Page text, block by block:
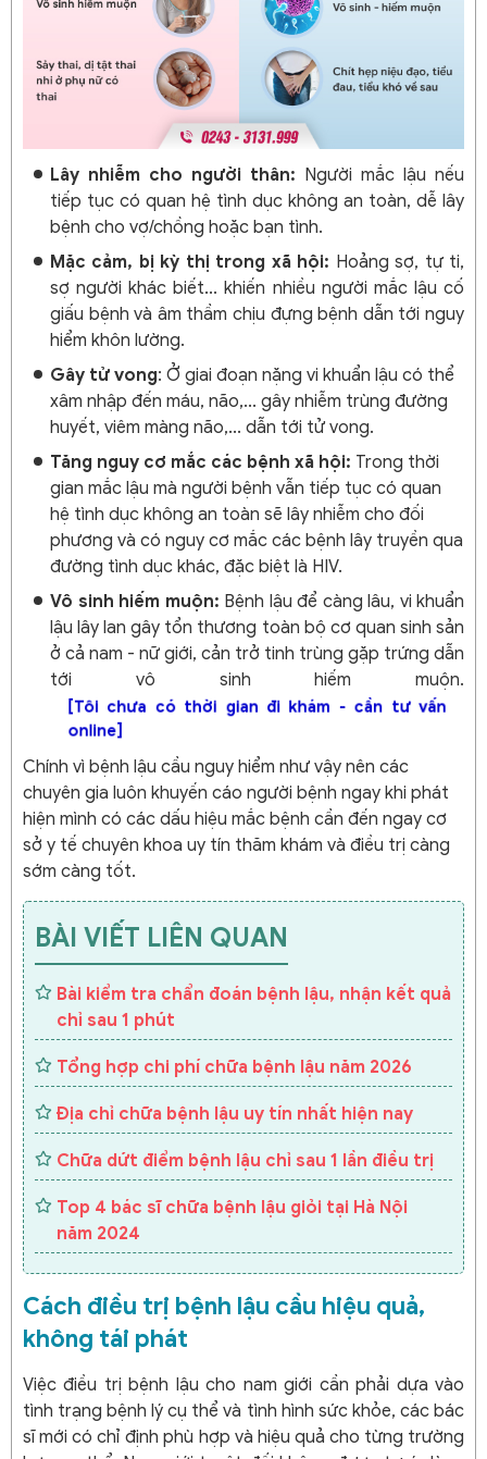
Lây nhiễm cho người thân: Người mắc lậu nếu
tiếp tục có quan hệ tình dục không an toàn, dễ lây
bệnh cho vợ/chồng hoặc bạn tình.
Mặc cảm, bị kỳ thị trong xã hội: Hoảng sợ, tự ti,
sợ người khác biết... khiến nhiều người mắc lậu cố
giấu bệnh và âm thầm chịu đựng bệnh dẫn tới nguy
hiểm khôn lường.
Gây tử vong: Ở giai đoạn nặng vi khuẩn lậu có thể
xâm nhập đến máu, não,... gây nhiễm trùng đường
huyết, viêm màng não,... dẫn tới tử vong.
Tăng nguy cơ mắc các bệnh xã hội: Trong thời
gian mắc lậu mà người bệnh vẫn tiếp tục có quan
hệ tình dục không an toàn sẽ lây nhiễm cho đối
phương và có nguy cơ mắc các bệnh lây truyền qua
đường tình dục khác, đặc biệt là HIV.
Vô sinh hiếm muộn: Bệnh lậu để càng lâu, vi khuẩn
lậu lây lan gây tổn thương toàn bộ cơ quan sinh sản
ở cả nam - nữ giới, cản trở tinh trùng gặp trứng dẫn
tới vô sinh hiếm muộn.
[Tôi chưa có thời gian đi khám - cần tư vấn
online]
Chính vì bệnh lậu cầu nguy hiểm như vậy nên các
chuyên gia luôn khuyến cáo người bệnh ngay khi phát
hiện mình có các dấu hiệu mắc bệnh cần đến ngay cơ
sở y tế chuyên khoa uy tín thăm khám và điều trị càng
sớm càng tốt.
BÀI VIẾT LIÊN QUAN
Bài kiểm tra chẩn đoán bệnh lậu, nhận kết quả
chỉ sau 1 phút
Tổng hợp chi phí chữa bệnh lậu năm 2026
Địa chỉ chữa bệnh lậu uy tín nhất hiện nay
Chữa dứt điểm bệnh lậu chỉ sau 1 lần điều trị
Top 4 bác sĩ chữa bệnh lậu giỏi tại Hà Nội
năm 2024
Cách điều trị bệnh lậu cầu hiệu quả,
không tái phát
Việc điều trị bệnh lậu cho nam giới cần phải dựa vào
tình trạng bệnh lý cụ thể và tình hình sức khỏe, các bác
sĩ mới có chỉ định phù hợp và hiệu quả cho từng trường